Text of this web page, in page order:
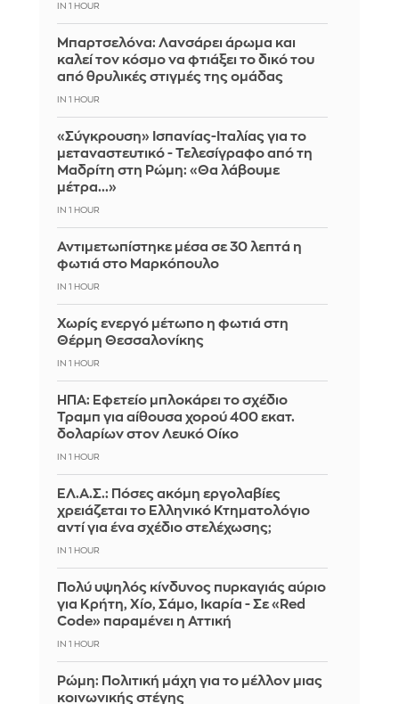
IN 1 HOUR
Μπαρτσελόνα: Λανσάρει άρωμα και
καλεί τον κόσμο να φτιάξει το δικό του
από θρυλικές στιγμές της ομάδας
IN 1 HOUR
«Σύγκρουση» Ισπανίας-Ιταλίας για το
μεταναστευτικό - Τελεσίγραφο από τη
Μαδρίτη στη Ρώμη: «Θα λάβουμε
μέτρα...»
IN 1 HOUR
Αντιμετωπίστηκε μέσα σε 30 λεπτά η
φωτιά στο Μαρκόπουλο
IN 1 HOUR
Χωρίς ενεργό μέτωπο η φωτιά στη
Θέρμη Θεσσαλονίκης
IN 1 HOUR
ΗΠΑ: Εφετείο μπλοκάρει το σχέδιο
Τραμπ για αίθουσα χορού 400 εκατ.
δολαρίων στον Λευκό Οίκο
IN 1 HOUR
ΕΛ.Α.Σ.: Πόσες ακόμη εργολαβίες
χρειάζεται το Ελληνικό Κτηματολόγιο
αντί για ένα σχέδιο στελέχωσης;
IN 1 HOUR
Πολύ υψηλός κίνδυνος πυρκαγιάς αύριο
για Κρήτη, Χίο, Σάμο, Ικαρία - Σε «Red
Code» παραμένει η Αττική
IN 1 HOUR
Ρώμη: Πολιτική μάχη για το μέλλον μιας
κοινωνικής στέγης